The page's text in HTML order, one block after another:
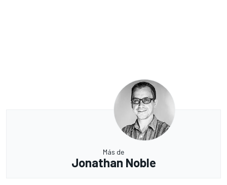
Más de
Jonathan Noble